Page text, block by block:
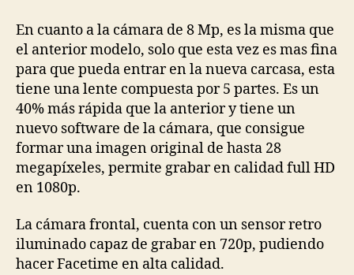
En cuanto a la cámara de 8 Mp, es la misma que
el anterior modelo, solo que esta vez es mas fina
para que pueda entrar en la nueva carcasa, esta
tiene una lente compuesta por 5 partes. Es un
40% más rápida que la anterior y tiene un
nuevo software de la cámara, que consigue
formar una imagen original de hasta 28
megapíxeles, permite grabar en calidad full HD
en 1080p.
La cámara frontal, cuenta con un sensor retro
iluminado capaz de grabar en 720p, pudiendo
hacer Facetime en alta calidad.